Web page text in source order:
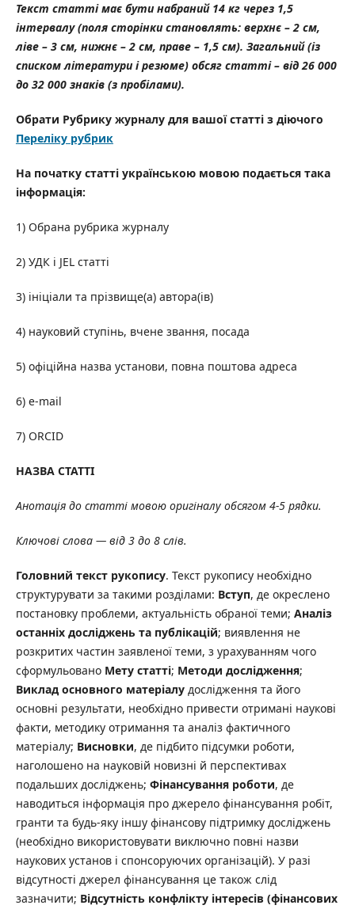
Текст статті має бути набраний 14 кг через 1,5
інтервалу (поля сторінки становлять: верхнє – 2 см,
ліве – 3 см, нижнє – 2 см, праве – 1,5 см). Загальний (із
списком літератури і резюме) обсяг статті – від 26 000
до 32 000 знаків (з пробілами).
Обрати Рубрику журналу для вашої статті з діючого
Переліку рубрик
На початку статті українською мовою подається така
інформація:
1) Обрана рубрика журналу
2) УДК і JEL статті
3) ініціали та прізвище(а) автора(ів)
4) науковий ступінь, вчене звання, посада
5) офіційна назва установи, повна поштова адреса
6) e-mail
7) ORCID
НАЗВА СТАТТІ
Анотація до статті мовою оригіналу обсягом 4-5 рядки.
Ключові слова — від 3 до 8 слів.
Головний текст рукопису. Текст рукопису необхідно
структурувати за такими розділами: Вступ, де окреслено
постановку проблеми, актуальність обраної теми; Аналіз
останніх досліджень та публікацій; виявлення не
розкритих частин заявленої теми, з урахуванням чого
сформульовано Мету статті; Методи дослідження;
Виклад основного матеріалу дослідження та його
основні результати, необхідно привести отримані наукові
факти, методику отримання та аналіз фактичного
матеріалу; Висновки, де підбито підсумки роботи,
наголошено на науковій новизні й перспективах
подальших досліджень; Фінансування роботи, де
наводиться інформація про джерело фінансування робіт,
гранти та будь-яку іншу фінансову підтримку досліджень
(необхідно використовувати виключно повні назви
наукових установ і спонсоруючих організацій). У разі
відсутності джерел фінансування це також слід
зазначити; Відсутність конфлікту інтересів (фінансових